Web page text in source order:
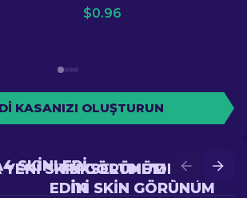
$0.96
KASANIZI OLUŞTURUN
YÜKSELTME'DE DAHA
IYI SKIN GÖRÜNÜM
SKIN GÖRÜNÜM ELDE
EDIN
SKINLERI